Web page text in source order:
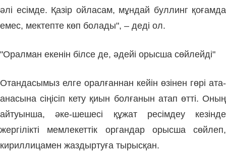
әлі есімде. Қазір ойласам, мұндай буллинг қоғамда
емес, мектепте көп болады", – деді ол.
"Оралман екенін білсе де, әдейі орысша сөйлейді"
Отандасымыз елге оралғаннан кейін өзінен гөрі ата-
анасына сіңісіп кету қиын болғанын атап өтті. Оның
айтуынша, әке-шешесі құжат ресімдеу кезінде
жергілікті мемлекеттік органдар орысша сөйлеп,
кириллицамен жаздыртуға тырысқан.